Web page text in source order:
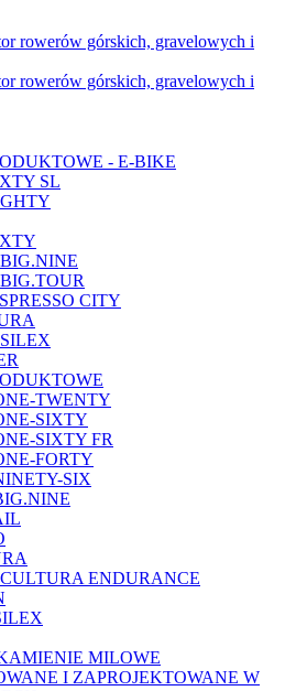
- E-BIKE
SL
CITY
TWENTY
SIXTY
SIXTY FR
FORTY
SIX
ENDURANCE
MILOWE
I ZAPROJEKTOWANE W